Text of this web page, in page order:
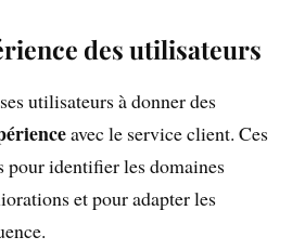
des utilisateurs
utilisateurs à donner des
avec le service client. Ces
pour identifier les domaines
et pour adapter les